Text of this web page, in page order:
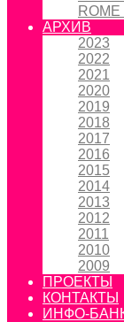
АРХИВ
2023
2022
2021
2020
2019
2018
2017
2016
2015
2014
2013
2012
2011
2010
2009
ПРОЕКТЫ
КОНТАКТЫ
ИНФО-